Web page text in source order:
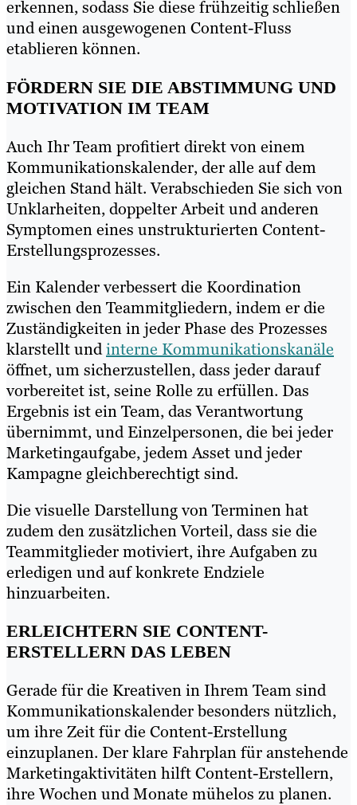
erkennen, sodass Sie diese frühzeitig schließen
und einen ausgewogenen Content-Fluss
etablieren können.
FÖRDERN SIE DIE ABSTIMMUNG UND
MOTIVATION IM TEAM
Auch Ihr Team profitiert direkt von einem
Kommunikationskalender, der alle auf dem
gleichen Stand hält. Verabschieden Sie sich von
Unklarheiten, doppelter Arbeit und anderen
Symptomen eines unstrukturierten Content-
Erstellungsprozesses.
Ein Kalender verbessert die Koordination
zwischen den Teammitgliedern, indem er die
Zuständigkeiten in jeder Phase des Prozesses
klarstellt undinterne Kommunikationskanäle
öffnet, um sicherzustellen, dass jeder darauf
vorbereitet ist, seine Rolle zu erfüllen. Das
Ergebnis ist ein Team, das Verantwortung
übernimmt, und Einzelpersonen, die bei jeder
Marketingaufgabe, jedem Asset und jeder
Kampagne gleichberechtigt sind.
Die visuelle Darstellung von Terminen hat
zudem den zusätzlichen Vorteil, dass sie die
Teammitglieder motiviert, ihre Aufgaben zu
erledigen und auf konkrete Endziele
hinzuarbeiten.
ERLEICHTERN SIE CONTENT-
ERSTELLERN DAS LEBEN
Gerade für die Kreativen in Ihrem Team sind
Kommunikationskalender besonders nützlich,
um ihre Zeit für die Content-Erstellung
einzuplanen. Der klare Fahrplan für anstehende
Marketingaktivitäten hilft Content-Erstellern,
ihre Wochen und Monate mühelos zu planen.